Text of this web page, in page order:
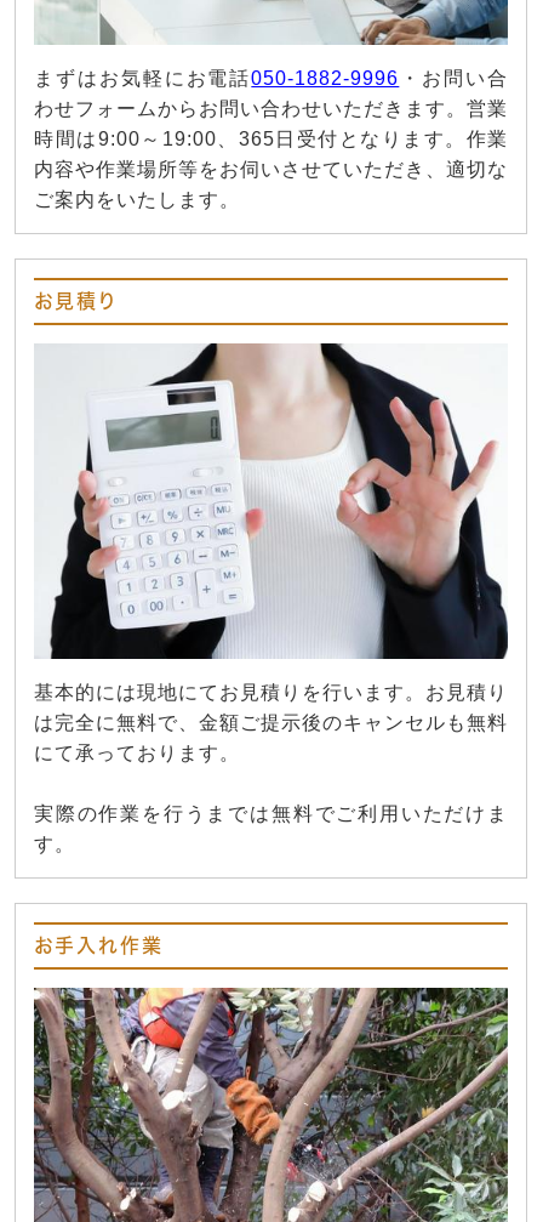
まずはお気軽にお電話050-1882-9996 ・お問い合
わせフォームからお問い合わせいただきます。営業
時間は9:00～19:00、365日受付となります。作業
内容や作業場所等をお伺いさせていただき、適切な
ご案内をいたします。
お見積り
基本的には現地にてお見積りを行います。お見積り
は完全に無料で、金額ご提示後のキャンセルも無料
にて承っております。
実際の作業を行うまでは無料でご利用いただけま
す。
お手入れ作業